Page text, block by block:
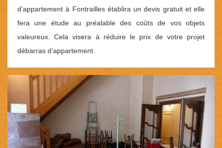
d’appartement à Fontrailles établira un devis gratuit et elle
fera une étude au préalable des coûts de vos objets
valeureux. Cela visera à réduire le prix de votre projet
débarras d’appartement.